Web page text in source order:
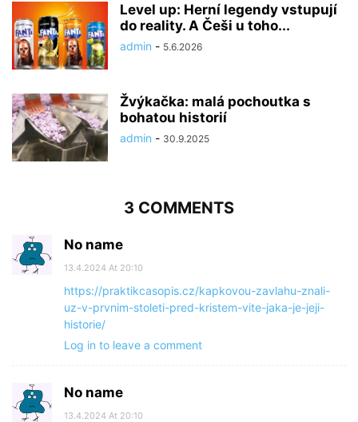
Level up: Herní legendy vstupují
do reality. A Češi u toho...
admin - 5.6.2026
Žvýkačka: malá pochoutka s
bohatou historií
admin - 30.9.2025
3 COMMENTS
No name
13.4.2024 At 20:10
https://praktikcasopis.cz/kapkovou-zavlahu-znali-
uz-v-prvnim-stoleti-pred-kristem-vite-jaka-je-jeji-
historie/
Log in to leave a comment
No name
13.4.2024 At 20:10